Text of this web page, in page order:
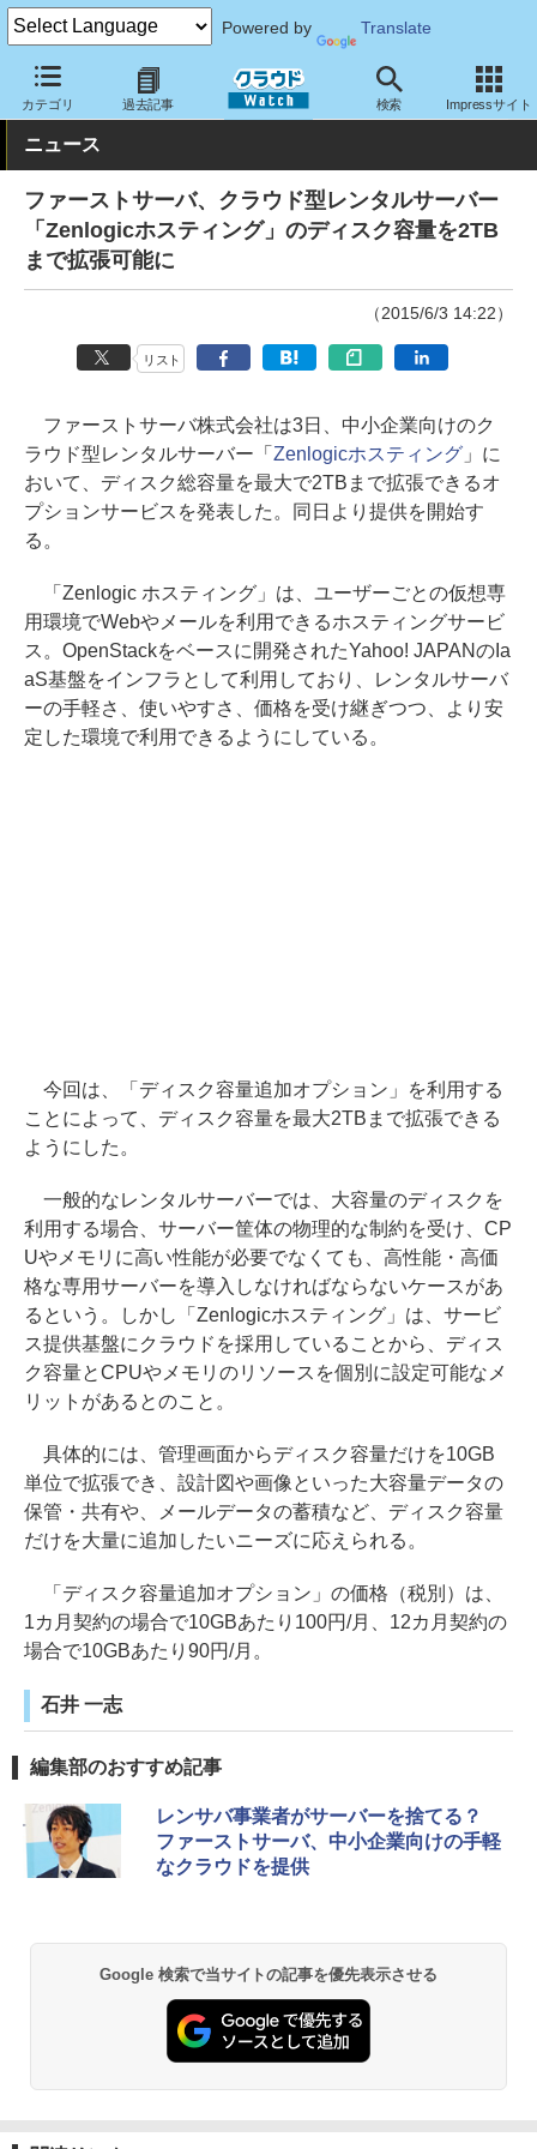
Powered by Translate
カテゴリ 過去記事 検索 Impressサイト
クラウド Watch ハード・インフラ レンタルサーバー・VPS
ニュース
ファーストサーバ、クラウド型レンタルサーバー
「Zenlogicホスティング」のディスク容量を2TB
まで拡張可能に
（2015/6/3 14:22）
リスト
ファーストサーバ株式会社は3日、中小企業向けのク
ラウド型レンタルサーバー「 Zenlogicホスティング」に
おいて、ディスク総容量を最大で2TBまで拡張できるオ
プションサービスを発表した。同日より提供を開始す
る。
「Zenlogic ホスティング」は、ユーザーごとの仮想専
用環境でWebやメールを利用できるホスティングサービ
ス。OpenStackをベースに開発されたYahoo! JAPANのIa
aS基盤をインフラとして利用しており、レンタルサーバ
ーの手軽さ、使いやすさ、価格を受け継ぎつつ、より安
定した環境で利用できるようにしている。
今回は、「ディスク容量追加オプション」を利用する
ことによって、ディスク容量を最大2TBまで拡張できる
ようにした。
一般的なレンタルサーバーでは、大容量のディスクを
利用する場合、サーバー筐体の物理的な制約を受け、CP
Uやメモリに高い性能が必要でなくても、高性能・高価
格な専用サーバーを導入しなければならないケースがあ
るという。しかし「Zenlogicホスティング」は、サービ
ス提供基盤にクラウドを採用していることから、ディス
ク容量とCPUやメモリのリソースを個別に設定可能なメ
リットがあるとのこと。
具体的には、管理画面からディスク容量だけを10GB
単位で拡張でき、設計図や画像といった大容量データの
保管・共有や、メールデータの蓄積など、ディスク容量
だけを大量に追加したいニーズに応えられる。
「ディスク容量追加オプション」の価格（税別）は、
1カ月契約の場合で10GBあたり100円/月、12カ月契約の
場合で10GBあたり90円/月。
石井 一志
編集部のおすすめ記事
レンサバ事業者がサーバーを捨てる？
ファーストサーバ、中小企業向けの手軽
なクラウドを提供
Google 検索で当サイトの記事を優先表示させる